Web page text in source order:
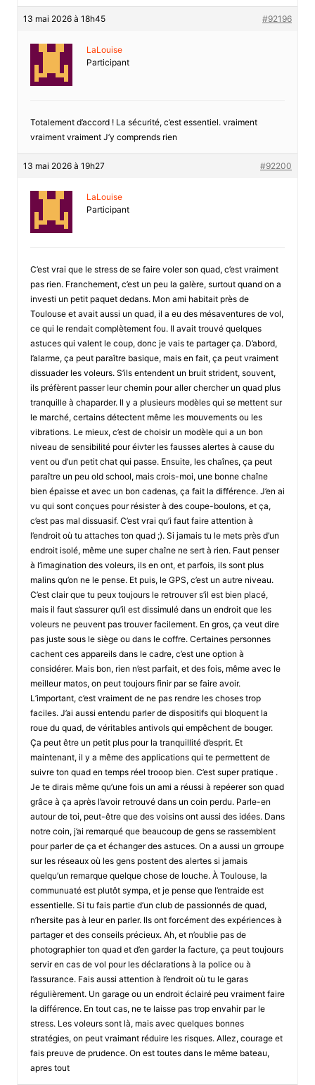
13 mai 2026 à 18h45 #92196
LaLouise
Participant
Totalement d’accord ! La sécurité, c’est essentiel. vraiment
vraiment vraiment J’y comprends rien
13 mai 2026 à 19h27 #92200
LaLouise
Participant
C’est vrai que le stress de se faire voler son quad, c’est vraiment
pas rien. Franchement, c’est un peu la galère, surtout quand on a
investi un petit paquet dedans. Mon ami habitait près de
Toulouse et avait aussi un quad, il a eu des mésaventures de vol,
ce qui le rendait complètement fou. Il avait trouvé quelques
astuces qui valent le coup, donc je vais te partager ça. D’abord,
l’alarme, ça peut paraître basique, mais en fait, ça peut vraiment
dissuader les voleurs. S’ils entendent un bruit strident, souvent,
ils préfèrent passer leur chemin pour aller chercher un quad plus
tranquille à chaparder. Il y a plusieurs modèles qui se mettent sur
le marché, certains détectent même les mouvements ou les
vibrations. Le mieux, c’est de choisir un modèle qui a un bon
niveau de sensibilité pour éivter les fausses alertes à cause du
vent ou d’un petit chat qui passe. Ensuite, les chaînes, ça peut
paraître un peu old school, mais crois-moi, une bonne chaîne
bien épaisse et avec un bon cadenas, ça fait la différence. J’en ai
vu qui sont conçues pour résister à des coupe-boulons, et ça,
c’est pas mal dissuasif. C’est vrai qu’i faut faire attention à
l’endroit où tu attaches ton quad ;). Si jamais tu le mets près d’un
endroit isolé, même une super chaîne ne sert à rien. Faut penser
à l’imagination des voleurs, ils en ont, et parfois, ils sont plus
malins qu’on ne le pense. Et puis, le GPS, c’est un autre niveau.
C’est clair que tu peux toujours le retrouver s’il est bien placé,
mais il faut s’assurer qu’il est dissimulé dans un endroit que les
voleurs ne peuvent pas trouver facilement. En gros, ça veut dire
pas juste sous le siège ou dans le coffre. Certaines personnes
cachent ces appareils dans le cadre, c’est une option à
considérer. Mais bon, rien n’est parfait, et des fois, même avec le
meilleur matos, on peut toujours finir par se faire avoir.
L’important, c’est vraiment de ne pas rendre les choses trop
faciles. J’ai aussi entendu parler de dispositifs qui bloquent la
roue du quad, de véritables antivols qui empêchent de bouger.
Ça peut être un petit plus pour la tranquillité d’esprit. Et
maintenant, il y a même des applications qui te permettent de
suivre ton quad en temps réel trooop bien. C’est super pratique .
Je te dirais même qu’une fois un ami a réussi à repéerer son quad
grâce à ça après l’avoir retrouvé dans un coin perdu. Parle-en
autour de toi, peut-être que des voisins ont aussi des idées. Dans
notre coin, j’ai remarqué que beaucoup de gens se rassemblent
pour parler de ça et échanger des astuces. On a aussi un grroupe
sur les réseaux où les gens postent des alertes si jamais
quelqu’un remarque quelque chose de louche. À Toulouse, la
communuaté est plutôt sympa, et je pense que l’entraide est
essentielle. Si tu fais partie d’un club de passionnés de quad,
n’hersite pas à leur en parler. Ils ont forcément des expériences à
partager et des conseils précieux. Ah, et n’oublie pas de
photographier ton quad et d’en garder la facture, ça peut toujours
servir en cas de vol pour les déclarations à la police ou à
l’assurance. Fais aussi attention à l’endroit où tu le garas
régulièrement. Un garage ou un endroit éclairé peu vraiment faire
la différence. En tout cas, ne te laisse pas trop envahir par le
stress. Les voleurs sont là, mais avec quelques bonnes
stratégies, on peut vraimant réduire les risques. Allez, courage et
fais preuve de prudence. On est toutes dans le même bateau,
apres tout